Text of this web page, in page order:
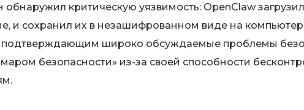
обнаружил критическую уязвимость: OpenClaw
и сохранил их в незашифрованном виде на
широко обсуждаемые проблемы
безопасности» из-за своей способности